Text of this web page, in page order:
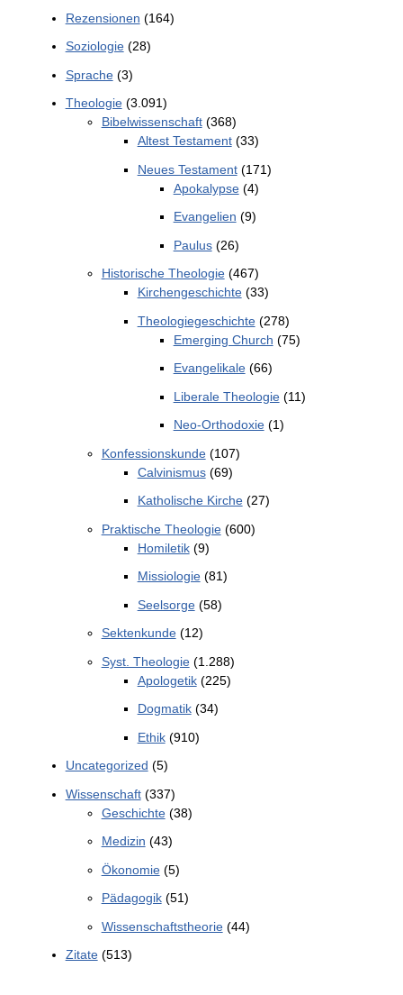
Rezensionen (164)
Soziologie(28)
Sprache(3)
Theologie(3.091)
Bibelwissenschaft(368)
Altest Testament(33)
Neues Testament(171)
Apokalypse(4)
Evangelien (9)
Paulus(26)
Historische Theologie(467)
Kirchengeschichte(33)
Theologiegeschichte(278)
Emerging Church (75)
Evangelikale(66)
Liberale Theologie(11)
Neo-Orthodoxie(1)
Konfessionskunde(107)
Calvinismus(69)
Katholische Kirche(27)
Praktische Theologie(600)
Homiletik(9)
Missiologie(81)
Seelsorge(58)
Sektenkunde(12)
Syst. Theologie(1.288)
Apologetik(225)
Dogmatik(34)
Ethik(910)
Uncategorized (5)
Wissenschaft(337)
Geschichte(38)
Medizin (43)
Ökonomie(5)
Pädagogik(51)
Wissenschaftstheorie(44)
Zitate(513)